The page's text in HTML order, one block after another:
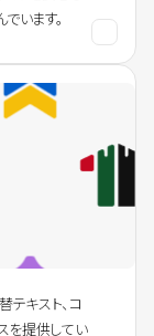
います。
テキスト、コ
を提供してい